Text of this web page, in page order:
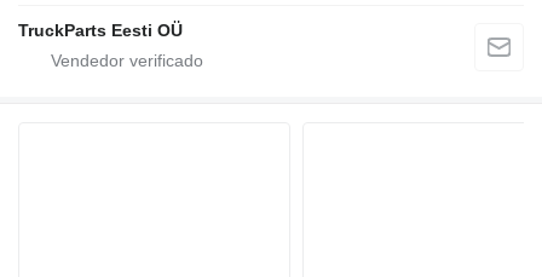
TruckParts Eesti OÜ